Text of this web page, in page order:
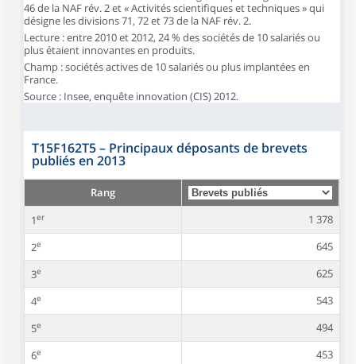
46 de la NAF rév. 2 et « Activités scientifiques et techniques » qui
désigne les divisions 71, 72 et 73 de la NAF rév. 2.
Lecture : entre 2010 et 2012, 24 % des sociétés de 10 salariés ou
plus étaient innovantes en produits.
Champ : sociétés actives de 10 salariés ou plus implantées en
France.
Source : Insee, enquête innovation (CIS) 2012.
T15F162T5– Principaux déposants de brevets
publiés en 2013
Rang
1er
1 378
2e
645
3e
625
4e
543
5e
494
6e
453